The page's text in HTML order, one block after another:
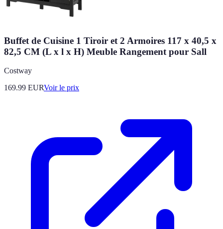
Buffet de Cuisine 1 Tiroir et 2 Armoires 117 x 40,5 x
82,5 CM (L x l x H) Meuble Rangement pour Sall
Costway
169.99 EURVoir le prix